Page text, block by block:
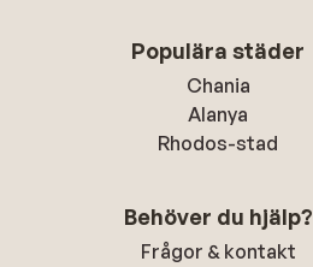
Populära städer
Chania
Alanya
Rhodos-stad
Behöver du hjälp?
Frågor & kontakt